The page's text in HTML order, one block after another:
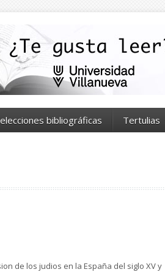
bibliográficas Tertulias
de los judios en la España del siglo XV y